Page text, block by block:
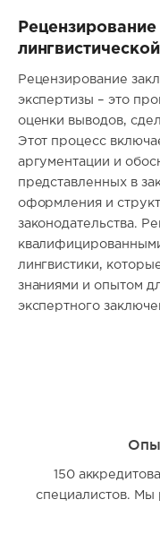
Рецензирование
экспертизы – это
оценки выводов,
Этот процесс
аргументации и
представленных в
оформления и
законодательства.
лингвистики,
знаниями и опытом
экспертного
150
специалистов. Мы